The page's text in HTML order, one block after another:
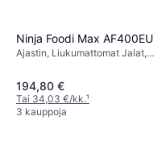
Ninja Foodi Max AF400EU
Ajastin, Liukumattomat Jalat,
194,80 €
Tai 34,03 €/kk.¹
3 kauppoja